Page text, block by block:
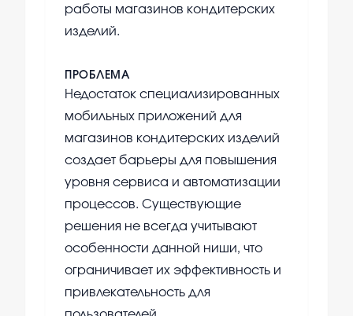
работы магазинов кондитерских
изделий.
ПРОБЛЕМА
Недостаток специализированных
мобильных приложений для
магазинов кондитерских изделий
создает барьеры для повышения
уровня сервиса и автоматизации
процессов. Существующие
решения не всегда учитывают
особенности данной ниши, что
ограничивает их эффективность и
привлекательность для